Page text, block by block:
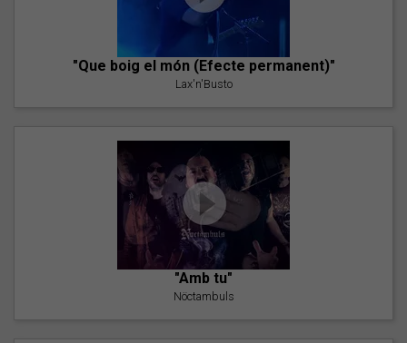
"Que boig el món (Efecte permanent)"
Lax'n'Busto
"Amb tu"
Nöctambuls